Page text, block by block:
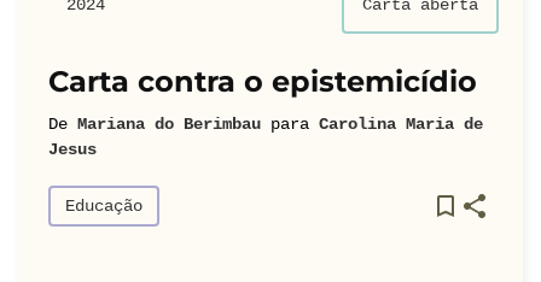
2024 Carta aberta
Carta contra o epistemicídio
De Mariana do Berimbau para Carolina Maria de
Jesus
Educação